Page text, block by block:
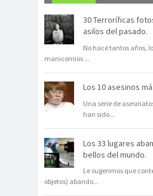
R
30 Terroríficas
asilos del pasado.
No hace tantos años,
manicomios ...
Los 10 asesinos
Una serie de
han sido...
Los 33 lugares
bellos del mundo.
Le sugerimos que
objetos) abando...